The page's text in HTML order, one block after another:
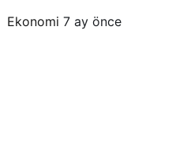
Ekonomi 7 ay önce